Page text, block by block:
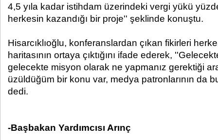
4,5 yıla kadar istihdam üzerindeki vergi yükü
herkesin kazandığı bir proje'' şeklinde konuştu.
Hisarcıklıoğlu, konferanslardan çıkan fikirleri
haritasının ortaya çıktığını ifade ederek,
gelecekte misyon olarak ne yapmanız gerektiği
üzüldüğüm bir konu var, medya patronlarının da
dedi.
-Başbakan Yardımcısı Arınç